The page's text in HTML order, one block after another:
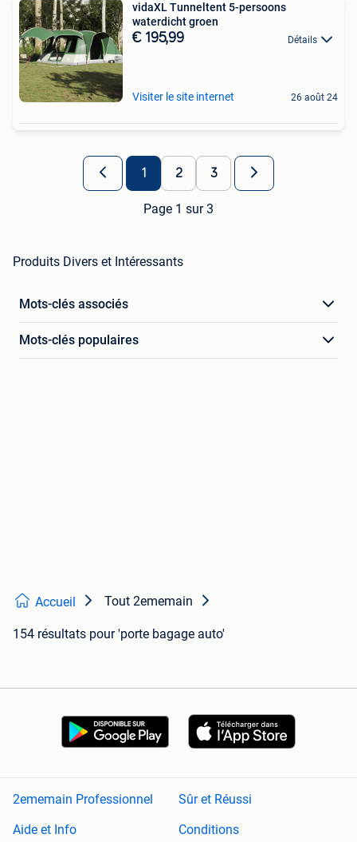
vidaXL Tunneltent 5-persoons
waterdicht groen
€ 195,99 Détails
Visiter le site internet 26 août 24
1 2 3
Page 1 sur 3
Produits Divers et Intéressants
Mots-clés associés
Mots-clés populaires
Accueil Tout 2ememain
154 résultats pour 'porte bagage auto'
2ememain Professionnel
Sûr et Réussi
Aide et Info
Conditions